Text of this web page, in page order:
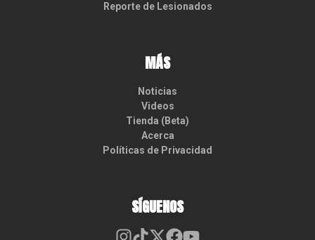
Reporte de Lesionados
MÁS
Noticias
Videos
Tienda (Beta)
Acerca
Políticas de Privacidad
SÍGUENOS